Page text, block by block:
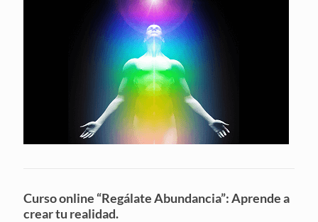
Curso online “Regálate Abundancia”: Aprende a
crear tu realidad.